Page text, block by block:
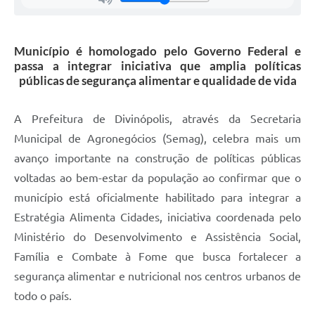
Município é homologado pelo Governo Federal e
passa a integrar iniciativa que amplia políticas
públicas de segurança alimentar e qualidade de vida
A Prefeitura de Divinópolis, através da Secretaria
Municipal de Agronegócios (Semag), celebra mais um
avanço importante na construção de políticas públicas
voltadas ao bem-estar da população ao confirmar que o
município está oficialmente habilitado para integrar a
Estratégia Alimenta Cidades, iniciativa coordenada pelo
Ministério do Desenvolvimento e Assistência Social,
Família e Combate à Fome que busca fortalecer a
segurança alimentar e nutricional nos centros urbanos de
todo o país.